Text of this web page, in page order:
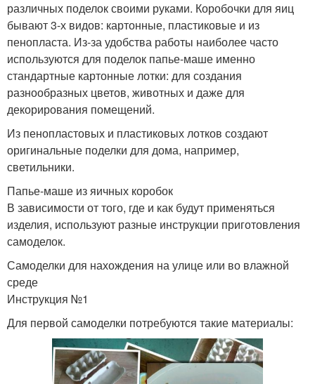
различных поделок своими руками. Коробочки для яиц
бывают 3-х видов: картонные, пластиковые и из
пенопласта. Из-за удобства работы наиболее часто
используются для поделок папье-маше именно
стандартные картонные лотки: для создания
разнообразных цветов, животных и даже для
декорирования помещений.
Из пенопластовых и пластиковых лотков создают
оригинальные поделки для дома, например,
светильники.
Папье-маше из яичных коробок
В зависимости от того, где и как будут применяться
изделия, используют разные инструкции приготовления
самоделок.
Самоделки для нахождения на улице или во влажной
среде
Инструкция №1
Для первой самоделки потребуются такие материалы: